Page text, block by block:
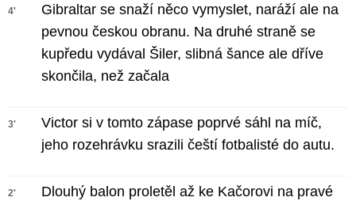
4'
Gibraltar se snaží něco vymyslet, naráží ale na
pevnou českou obranu. Na druhé straně se
kupředu vydával Šiler, slibná šance ale dříve
skončila, než začala
3'
Victor si v tomto zápase poprvé sáhl na míč,
jeho rozehrávku srazili čeští fotbalisté do autu.
2'
Dlouhý balon proletěl až ke Kačorovi na pravé